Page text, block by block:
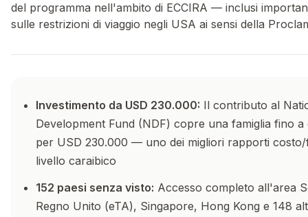
del programma nell'ambito di ECCIRA — inclusi
sulle restrizioni di viaggio negli USA ai sensi della
Investimento da USD 230.000: Il contributo al
Development Fund (NDF) copre una famiglia fino
per USD 230.000 — uno dei migliori rapporti costo/
livello caraibico
152 paesi senza visto: Accesso completo all'area
Regno Unito (eTA), Singapore, Hong Kong e 148